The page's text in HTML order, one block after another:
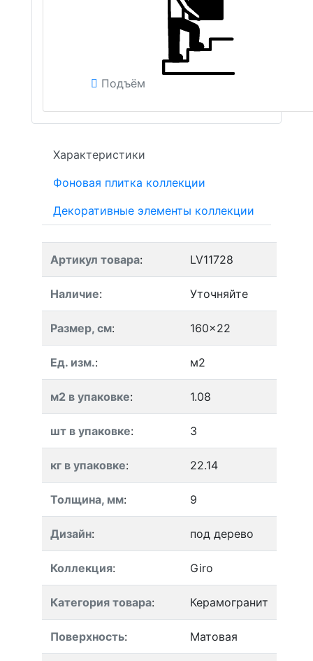
Подъём
Характеристики
Фоновая плитка коллекции
Декоративные элементы коллекции
Артикул товара: LV11728
Наличие: Уточняйте
Размер, см: 160x22
Ед. изм.: м2
м2 в упаковке: 1.08
шт в упаковке: 3
кг в упаковке: 22.14
Толщина, мм: 9
Дизайн: под дерево
Коллекция: Giro
Категория товара: Керамогранит
Поверхность: Матовая